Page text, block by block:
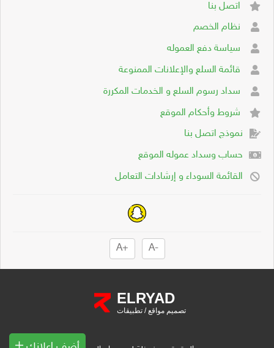
اتصل بنا
نظام الخصم
سياسة دفع العموله
قائمة السلع والإعلانات الممنوعة
سداد رسوم السلع و الخدمات المكررة
شروط وأحكام الموقع
نموذج اتصل بنا
حساب وسداد عموله الموقع
القائمة السوداء و إرشادات التعامل
-A
+A
ELRYAD
تصميم مواقع/ تطبيقات